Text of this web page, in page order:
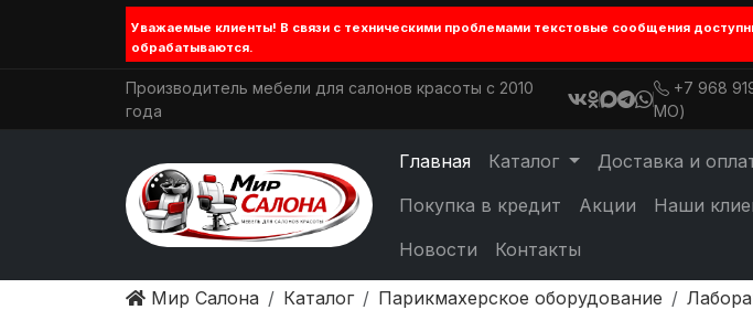
Уважаемые клиенты! В связи с техническими проблемами текстовые сообщения
обрабатываются.
Производитель мебели для салонов красоты с 2010
года
+7 968
МО)
Главная Каталог Доставка и
Покупка в кредит
Акции Наши
Новости
Контакты
Мир Салона Каталог Парикмахерское оборудование